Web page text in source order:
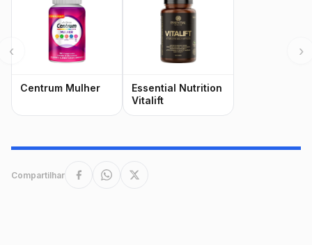
‹
Centrum Mulher
Essential Nutrition
Vitalift
›
Compartilhar